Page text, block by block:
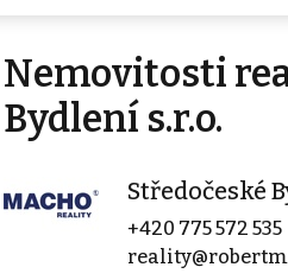
Nemovitosti
Bydlení s.r.o.
Středočeské
+420 775 572 535